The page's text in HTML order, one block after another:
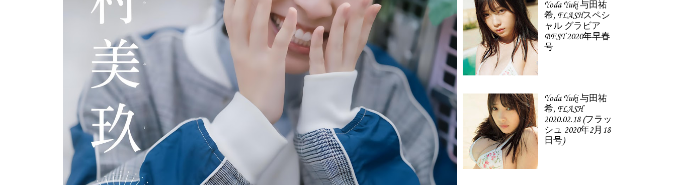
Yoda Yuki 与田祐
希, FLASHスペシ
ャル グラビア
BEST 2020年早春
号
Yoda Yuki 与田祐
希, FLASH
2020.02.18 (フラッ
シュ 2020年2月18
日号)